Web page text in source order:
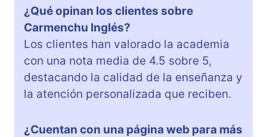
¿Qué opinan los clientes sobre
Carmenchu Inglés?
Los clientes han valorado la academia
con una nota media de 4.5 sobre 5,
destacando la calidad de la enseñanza y
la atención personalizada que reciben.
¿Cuentan con una página web para más